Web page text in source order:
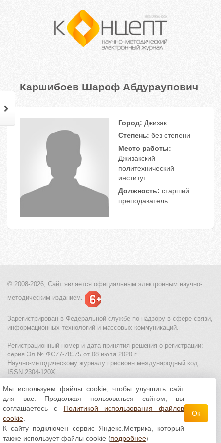
Каршибоев Шароф Абдураупович
Город: Джизак
Степень: без степени
Место работы:
Джизакский
политехнический
институт
Должность: старший
преподаватель
© 2008-2026, Сайт является официальным электронным научно-
методическим изданием.
Зарегистрирован в Федеральной службе по надзору в сфере связи,
информационных технологий и массовых коммуникаций.
Регистрационный номер и дата принятия решения о регистрации:
серия Эл № ФС77-78575 от 08 июля 2020 г
Научно-методическому журналу присвоен международный код
ISSN 2304-120X
МЦИТО|Школьные олимпиады и онлайн конкурсы для детей
Политика использования файлов cookie| Политика обработки и
защиты персональных данных
Все материалы доступны полицензии Creative
Commons С указанием авторства 4.0 Всемирная
Мы используем файлы cookie, чтобы улучшить сайт
для вас. Продолжая пользоваться сайтом, вы
соглашаетесь с Политикой использования файлов
cookie
К сайту подключен сервис Яндекс.Метрика, который
также использует файлы cookie (подробнее)
Ок